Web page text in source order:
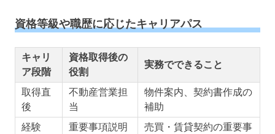
資格等級や職歴に応じたキャリアパス
キャリ
ア段階
資格取得後の
役割
実務でできること
取得直
後
不動産営業担
当
物件案内、契約書作成の
補助
経験
重要事項説明
売買・賃貸契約の重要事